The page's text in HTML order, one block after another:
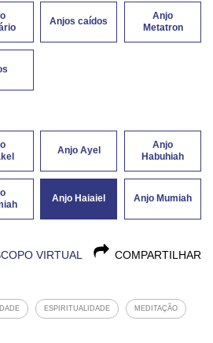
Anjos caídos
Anjo
Metatron
Anjo Ayel
Anjo
Habuhiah
Anjo Haiaiel Anjo Mumiah
COMPARTILHAR
VIRTUAL
ESPIRITUALIDADE MEDITAÇÃO